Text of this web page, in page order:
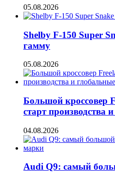
05.08.2026
Shelby F-150 Super
гамму
05.08.2026
Большой кроссовер
старт производства
04.08.2026
Audi Q9: самый